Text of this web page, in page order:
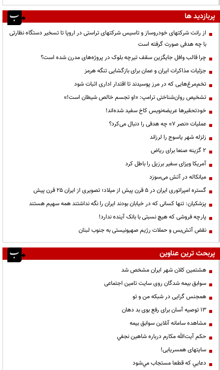
پربازدید ها
از رانت‌ شرکتهای خودروساز و تاسیس شرکتهای تراستی در اروپا تا تسخیر دستگاه نظارتی
با چه هدفی صورت گرفته است
چرا قالب وافل جایگزین سقف تیرچه بلوک در پروژه‌های مدرن شده است؟
جزئیات مذاکرات ایران و عمان برای بازگشایی تنگه هرمز
تخم‌مرغ‌هایی که در مرز پوسیدند تا اقتدار اداری اثبات شود
تشخیص روان‌شناختی ترامپ: «او تجسم خالص شیطان است!»
خودتحقیرها عریضه‌نویس کاخ سفید شده‌اند!
عملیات «نصر ۷» چه هدفی را دنبال می‌کرد؟
زلزله شهر یاسوج را لرزاند
۲ گزینه صنعا برای ریاض
آمریکا ویزای سفیر برزیل را باطل کرد
میانکاله در آتش می‌سوزد
گستره امپراتوری ایران در ۵ قرن پیش از میلاد؛ تصویری از ایران ۲۵ قرن پیش
پزشکیان: تنها کسانی که در خیابان بودند ایران را نگه نداشتند همه سهیم هستند
پارچه فروشی که هیچ نسبتی با بانک آینده ندارد!
نقض آتش‌بس و حملات رژیم صهیونیستی به جنوب لبنان
پربحث ترین عناوین
هشتمین کلان شهر ایران مشخص شد
سوابق بیمه شدگان روی سایت تامین اجتماعی
همجنس گرایی در شبکه من و تو
13 توصیه آسان برای رفع بوی بد دهان
مشاهده سامانه آنلاين سوابق بیمه
حكم آيت‌الله مكارم درباره شاهين نجفي
سایتهای همسریابی!
دعايي كه قطعا مستجاب مي‌شود